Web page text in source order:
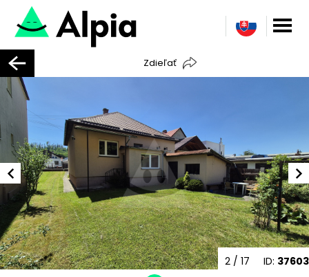
Zdieľať
ID: 37603
2 / 17